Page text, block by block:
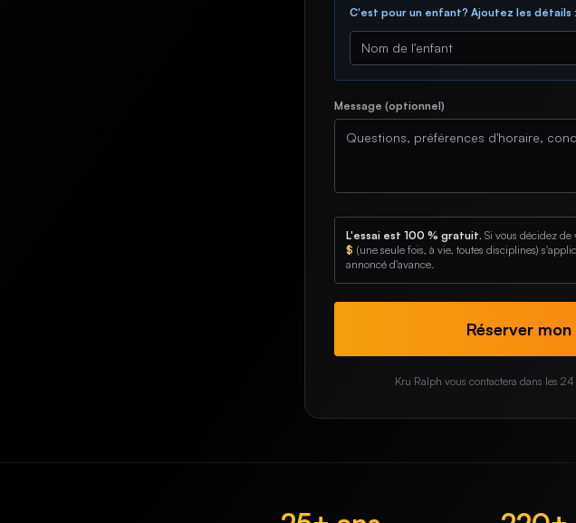
C'est pour un enfant? Ajoutez les détails :
Message (optionnel)
L'essai est 100 % gratuit. Si vous décidez de
$ (une seule fois, à vie, toutes disciplines)
annoncé d'avance.
Réserver
Kru Ralph vous contactera dans les